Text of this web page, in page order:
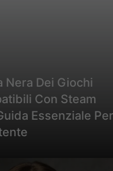
Nera Dei Giochi
Con Steam
Essenziale Per